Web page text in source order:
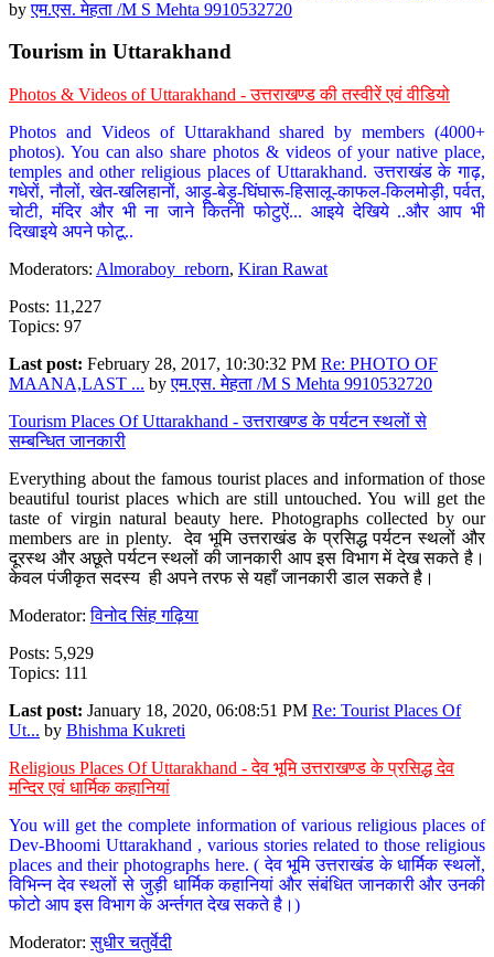
byएम.एस. मेहता /M S Mehta 9910532720
Tourism in Uttarakhand
Photos & Videos of Uttarakhand - उत्तराखण्ड की तस्वीरें एवं वीडियो
Photos and Videos of Uttarakhand shared by members (4000+
photos). You can also share photos & videos of your native place,
temples and other religious places of Uttarakhand. उत्तराखंड के गाढ़,
गधेरों, नौलों, खेत-खलिहानों, आड़ू-बेड़ू-घिंघारू-हिसालू-काफल-किलमोड़ी, पर्वत,
चोटी, मंदिर और भी ना जाने कितनी फोटुऐं... आइये देखिये ..और आप भी
दिखाइये अपने फोटू..
Moderators: Almoraboy_reborn, Kiran Rawat
Posts: 11,227
Topics: 97
Last post: February 28, 2017, 10:30:32 PM Re: PHOTO OF
MAANA,LAST ... byएम.एस. मेहता /M S Mehta 9910532720
Tourism Places Of Uttarakhand - उत्तराखण्ड के पर्यटन स्थलों से
सम्बन्धित जानकारी
Everything about the famous tourist places and information of those
beautiful tourist places which are still untouched. You will get the
taste of virgin natural beauty here. Photographs collected by our
members are in plenty. देव भूमि उत्तराखंड के प्रसिद्ध पर्यटन स्थलों और
दूरस्थ और अछूते पर्यटन स्थलों की जानकारी आप इस विभाग में देख सकते है।
केवल पंजीकृत सदस्य ही अपने तरफ से यहाँ जानकारी डाल सकते है।
Moderator:विनोद सिंह गढ़िया
Posts: 5,929
Topics: 111
Last post: January 18, 2020, 06:08:51 PM Re: Tourist Places Of
Ut... by Bhishma Kukreti
Religious Places Of Uttarakhand - देव भूमि उत्तराखण्ड के प्रसिद्ध देव
मन्दिर एवं धार्मिक कहानियां
You will get the complete information of various religious places of
Dev-Bhoomi Uttarakhand , various stories related to those religious
places and their photographs here. ( देव भूमि उत्तराखंड के धार्मिक स्थलों,
विभिन्न देव स्थलों से जुड़ी धार्मिक कहानियां और संबंधित जानकारी और उनकी
फोटो आप इस विभाग के अर्न्तगत देख सकते है।)
Moderator:सुधीर चतुर्वेदी